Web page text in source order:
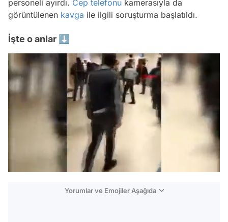
personeli ayırdı. Cep telefonu kamerasıyla da
görüntülenen kavga ile ilgili soruşturma başlatıldı.
İşte o anlar ⬇️
Yorumlar ve Emojiler Aşağıda